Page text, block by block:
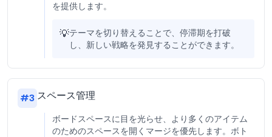
を提供します。
💡テーマを切り替えることで、停滞期を打破
し、新しい戦略を発見することができます。
#3 スペース管理
ボードスペースに目を光らせ、より多くのアイテム
のためのスペースを開くマージを優先します。ボト